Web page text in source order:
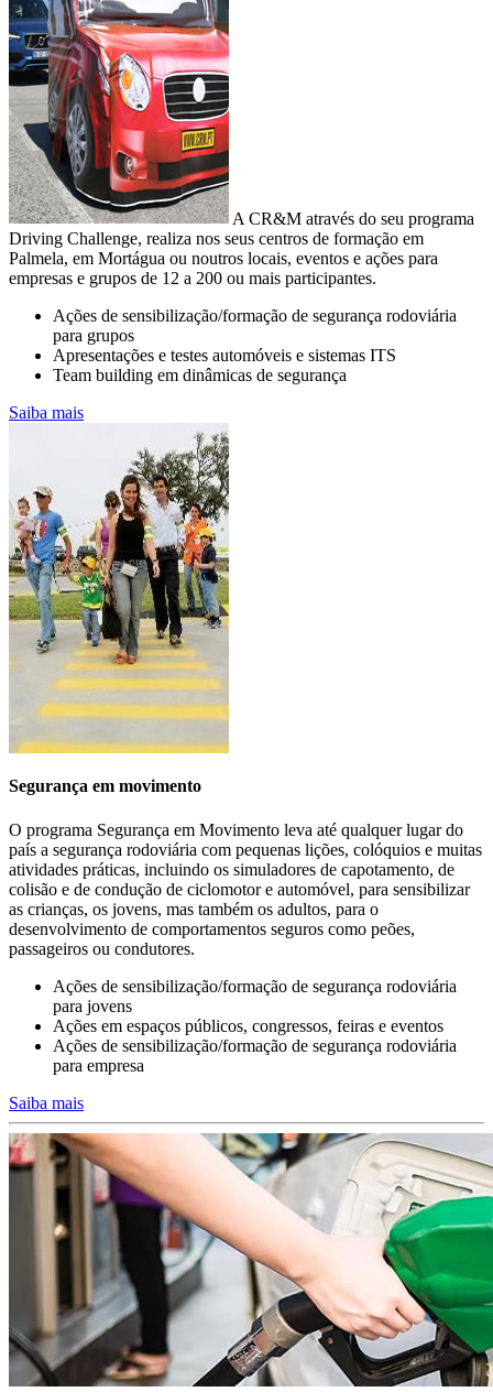
CONSUMO E EMISSÕES DA SUA
FROTA
Controlo e redução de custos na empresa
A mobilidade sustentável passa pela sensibilização para o uso
equilibrado das viaturas
com motor de combustão com vista à diminuição da pegada de
carbono
e à redução dos custos operacionais da frota.
CONDUÇÃO EM CONTEXTO
PROFISSIONAL
Conduzir em trabalho ou para o trabalho
A formação dos condutores da sua empresa deve integrar planos de
formação
e objetivos diferenciados consoante a finalidade da utilização da
viatura de serviço.
Condutores profissionais permanentes de elevada exposição ao
risco
ou condutores pendulares e de viaturas de função.
>>>
A CR&M através do seu programa
Driving Challenge, realiza nos seus centros de formação em
Palmela, em Mortágua ou noutros locais, eventos e ações para
empresas e grupos de 12 a 200 ou mais participantes.
Ações de sensibilização/formação de segurança rodoviária
para grupos
Apresentações e testes automóveis e sistemas ITS
Team building em dinâmicas de segurança
Saiba mais
Segurança em movimento
O programa Segurança em Movimento leva até qualquer lugar do
país a segurança rodoviária com pequenas lições, colóquios e muitas
atividades práticas, incluindo os simuladores de capotamento, de
colisão e de condução de ciclomotor e automóvel, para sensibilizar
as crianças, os jovens, mas também os adultos, para o
desenvolvimento de comportamentos seguros como peões,
passageiros ou condutores.
Ações de sensibilização/formação de segurança rodoviária
para jovens
Ações em espaços públicos, congressos, feiras e eventos
Ações de sensibilização/formação de segurança rodoviária
para empresa
Saiba mais